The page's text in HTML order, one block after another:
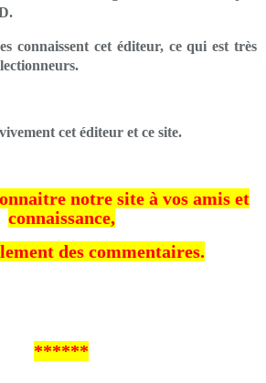
connaissent cet éditeur, ce qui est très
cet éditeur et ce site.
notre site à vos amis et
connaissance,
des commentaires.
******